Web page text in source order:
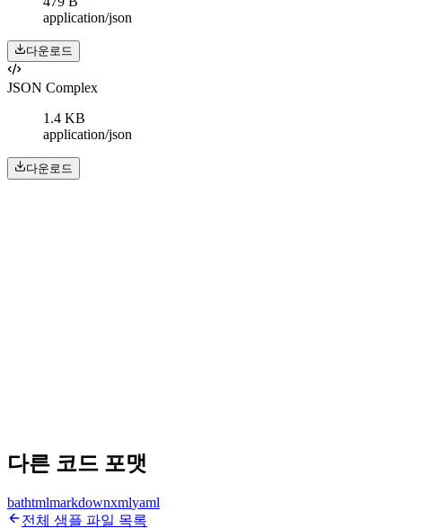
application/json
다운로드
JSON Complex
1.4 KB
application/json
다운로드
다른 코드 포맷
bathtmlmarkdownxmlyaml
전체 샘플 파일 목록